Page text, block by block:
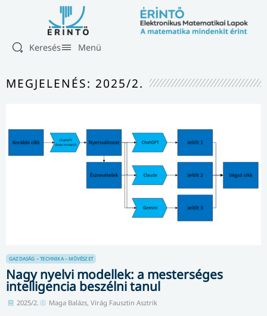
Keresés Menü
MEGJELENÉS: 2025/2.
GAZDASÁG – TECHNIKA – MŰVÉSZET
Nagy nyelvi modellek: a mesterséges
intelligencia beszélni tanul
2025/2. Maga Balázs, Virág Fausztin Asztrik